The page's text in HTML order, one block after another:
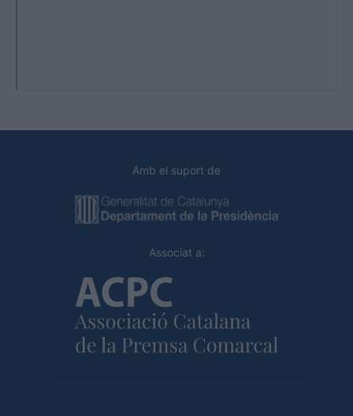
Amb el suport de
Associat a: